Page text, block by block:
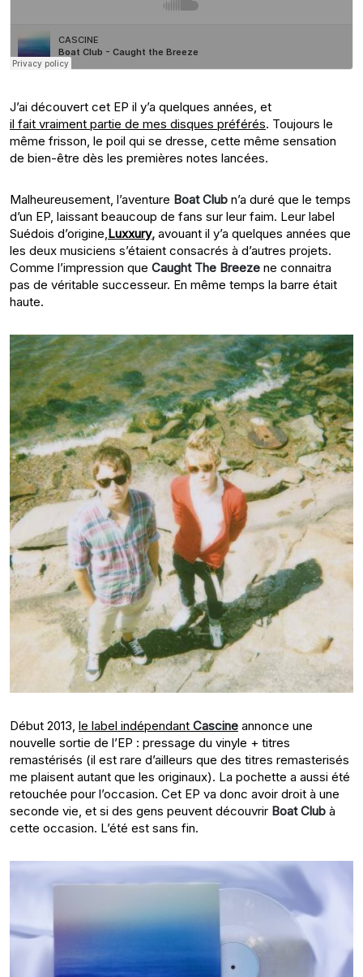
J’ai découvert cet EP il y’a quelques années, et
il fait vraiment partie de mes disques préférés. Toujours le
même frisson, le poil qui se dresse, cette même sensation
de bien-être dès les premières notes lancées.
Malheureusement, l’aventure Boat Club n’a duré que le temps
d’un EP, laissant beaucoup de fans sur leur faim. Leur label
Suédois d’origine,Luxxury, avouant il y’a quelques années que
les deux musiciens s’étaient consacrés à d’autres projets.
Comme l’impression que Caught The Breeze ne connaitra
pas de véritable successeur. En même temps la barre était
haute.
Début 2013, le label indépendant Cascine annonce une
nouvelle sortie de l’EP : pressage du vinyle + titres
remastérisés (il est rare d’ailleurs que des titres remasterisés
me plaisent autant que les originaux). La pochette a aussi été
retouchée pour l’occasion. Cet EP va donc avoir droit à une
seconde vie, et si des gens peuvent découvrir Boat Club à
cette occasion. L’été est sans fin.